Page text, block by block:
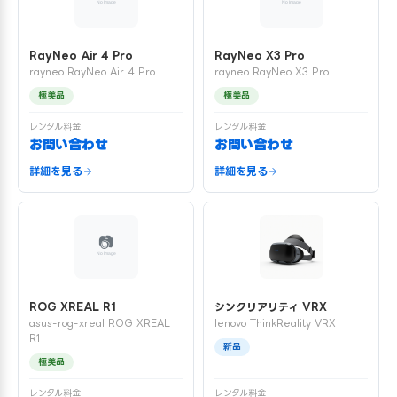
RayNeo Air 4 Pro
rayneo RayNeo Air 4 Pro
極美品
レンタル料金
お問い合わせ
詳細を見る
RayNeo X3 Pro
rayneo RayNeo X3 Pro
極美品
レンタル料金
お問い合わせ
詳細を見る
ROG XREAL R1
asus-rog-xreal ROG XREAL
R1
極美品
レンタル料金
シンクリアリティ VRX
lenovo ThinkReality VRX
新品
レンタル料金